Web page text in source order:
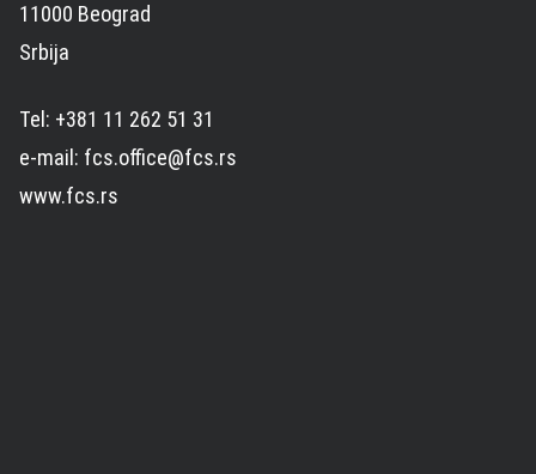
11000 Beograd
Srbija
Tel: +381 11 262 51 31
e-mail: fcs.office@fcs.rs
www.fcs.rs